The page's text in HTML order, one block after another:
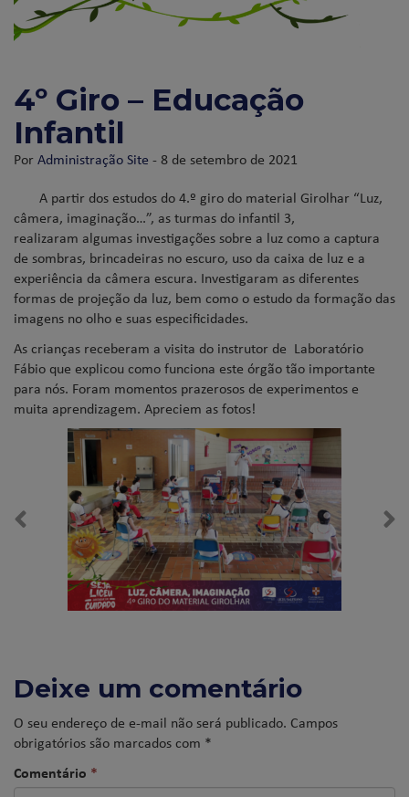
4º Giro – Educação
Infantil
PorAdministração Site - 8 de setembro de 2021
A partir dos estudos do 4.º giro do material Girolhar “Luz,
câmera, imaginação…”, as turmas do infantil 3,
realizaram algumas investigações sobre a luz como a captura
de sombras, brincadeiras no escuro, uso da caixa de luz e a
experiência da câmera escura. Investigaram as diferentes
formas de projeção da luz, bem como o estudo da formação das
imagens no olho e suas especificidades.
As crianças receberam a visita do instrutor de Laboratório
Fábio que explicou como funciona este órgão tão importante
para nós. Foram momentos prazerosos de experimentos e
muita aprendizagem. Apreciem as fotos!
Deixe um comentário
O seu endereço de e-mail não será publicado. Campos
obrigatórios são marcados com *
Comentário *